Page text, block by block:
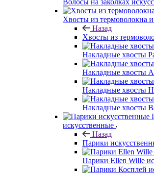
Волосы на заколках
Хвосты из термоволокна
Назад
Хвосты из
Накладные хвосты
Накладные хвосты
Накладные хвосты
Накладные хвосты
искусственные
Назад
Парики
Парики Ellen Wille